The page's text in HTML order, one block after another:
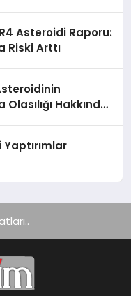
Asteroidi Raporu:
Riski Arttı
Hakkında
Yaptırımlar